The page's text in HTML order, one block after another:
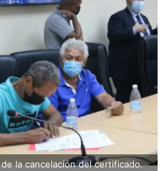
la cancelación del certificado.